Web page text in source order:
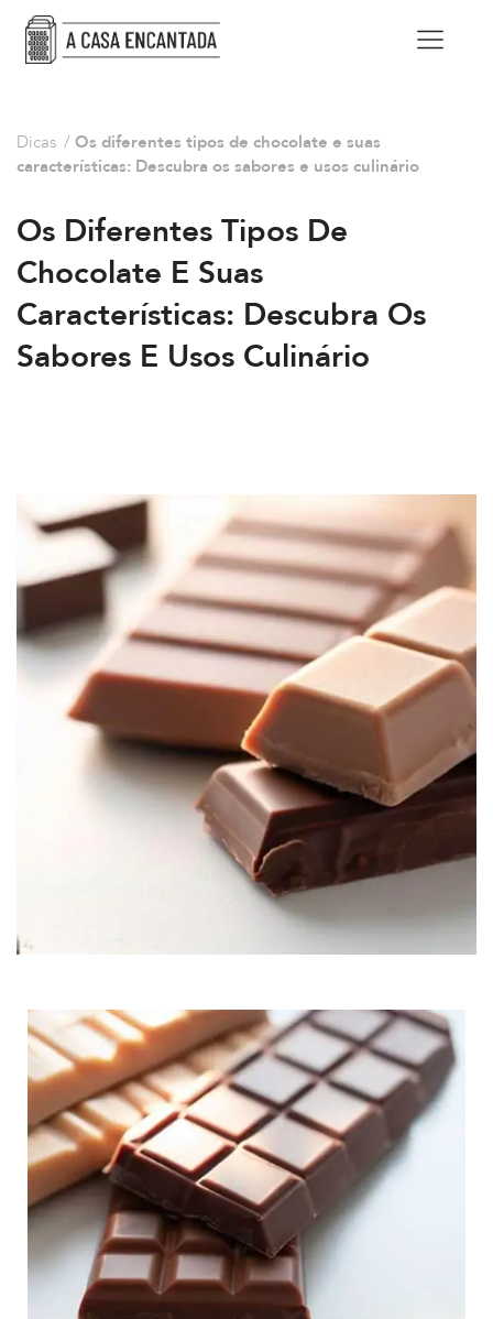
Dicas / Os diferentes tipos de chocolate e suas
características: Descubra os sabores e usos culinário
Os Diferentes Tipos De
Chocolate E Suas
Características: Descubra Os
Sabores E Usos Culinário